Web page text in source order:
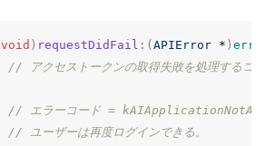
void ) requestDidFail :( APIError * )
// アクセストークンの取得失敗を処理するコ
// エラーコード =
// ユーザーは再度ログインできる。